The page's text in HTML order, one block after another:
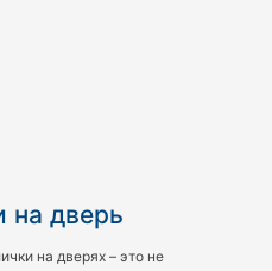
на дверь
на дверях – это не